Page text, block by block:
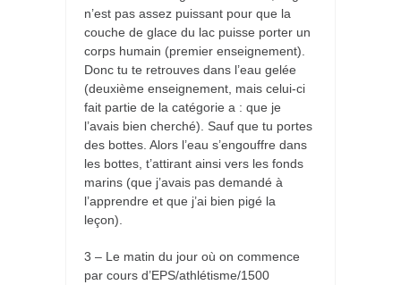
n’est pas assez puissant pour que la
couche de glace du lac puisse porter un
corps humain (premier enseignement).
Donc tu te retrouves dans l’eau gelée
(deuxième enseignement, mais celui-ci
fait partie de la catégorie a : que je
l’avais bien cherché). Sauf que tu portes
des bottes. Alors l’eau s’engouffre dans
les bottes, t’attirant ainsi vers les fonds
marins (que j’avais pas demandé à
l’apprendre et que j’ai bien pigé la
leçon).
3 – Le matin du jour où on commence
par cours d’EPS/athlétisme/1500